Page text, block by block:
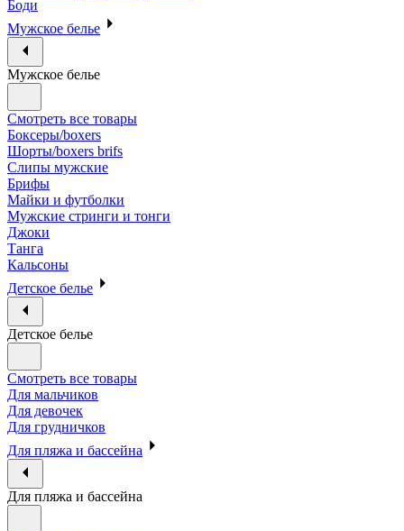
Боди
Мужское белье
Мужское белье
Смотреть все товары
Боксеры/boxers
Шорты/boxers brifs
Слипы мужские
Брифы
Майки и футболки
Мужские стринги и тонги
Джоки
Танга
Кальсоны
Детское белье
Детское белье
Смотреть все товары
Для мальчиков
Для девочек
Для грудничков
Для пляжа и бассейна
Для пляжа и бассейна